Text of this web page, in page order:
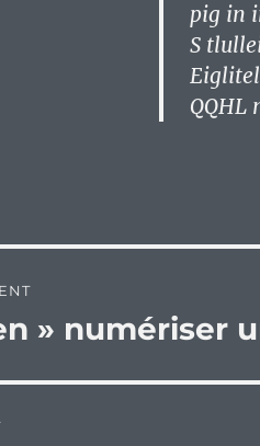
pig in
S
QQHL
» numériser